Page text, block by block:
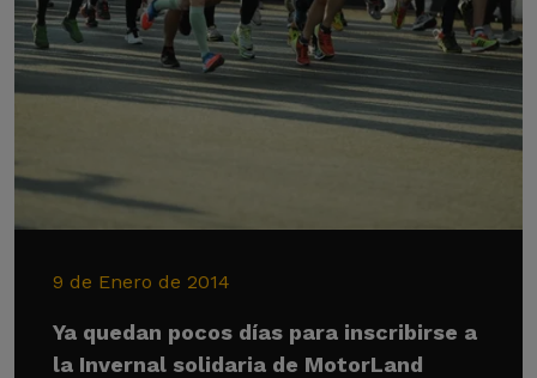
9 de Enero de 2014
Ya quedan pocos días para inscribirse a
la Invernal solidaria de MotorLand